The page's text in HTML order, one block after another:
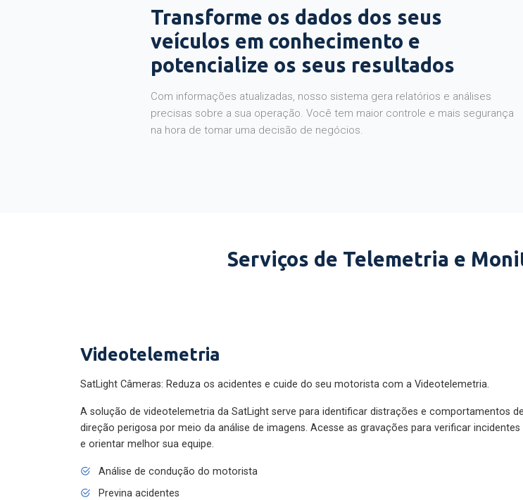
Transforme os dados dos seus
veículos em conhecimento e
potencialize os seus resultados
Com informações atualizadas, nosso sistema gera relatórios e análises
precisas sobre a sua operação. Você tem maior controle e mais segurança
na hora de tomar uma decisão de negócios.
Serviços de Telemetria e
Videotelemetria
SatLight Câmeras: Reduza os acidentes e cuide do seu motorista com a Videotelemetria.
A solução de videotelemetria da SatLight serve para identificar distrações e comportamentos de
direção perigosa por meio da análise de imagens. Acesse as gravações para verificar incidentes
e orientar melhor sua equipe.
Análise de condução do motorista
Previna acidentes